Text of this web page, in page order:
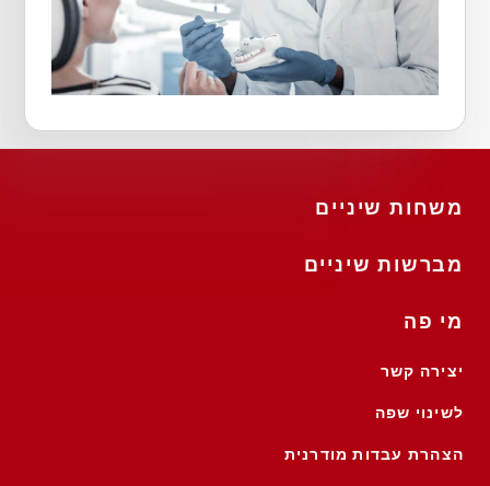
משחות שיניים
מברשות שיניים
מי פה
יצירה קשר
לשינוי שפה
הצהרת עבדות מודרנית